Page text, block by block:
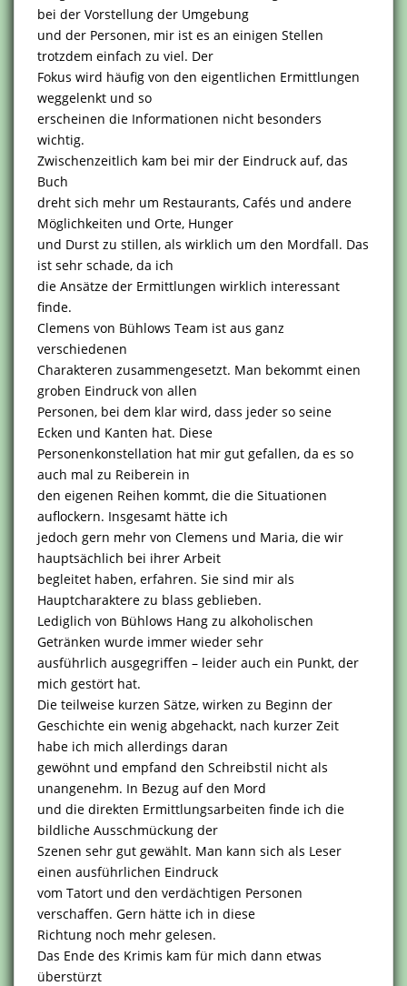
bei der Vorstellung der Umgebung
und der Personen, mir ist es an einigen Stellen
trotzdem einfach zu viel. Der
Fokus wird häufig von den eigentlichen Ermittlungen
weggelenkt und so
erscheinen die Informationen nicht besonders
wichtig.
Zwischenzeitlich kam bei mir der Eindruck auf, das
Buch
dreht sich mehr um Restaurants, Cafés und andere
Möglichkeiten und Orte, Hunger
und Durst zu stillen, als wirklich um den Mordfall. Das
ist sehr schade, da ich
die Ansätze der Ermittlungen wirklich interessant
finde.
Clemens von Bühlows Team ist aus ganz
verschiedenen
Charakteren zusammengesetzt. Man bekommt einen
groben Eindruck von allen
Personen, bei dem klar wird, dass jeder so seine
Ecken und Kanten hat. Diese
Personenkonstellation hat mir gut gefallen, da es so
auch mal zu Reiberein in
den eigenen Reihen kommt, die die Situationen
auflockern. Insgesamt hätte ich
jedoch gern mehr von Clemens und Maria, die wir
hauptsächlich bei ihrer Arbeit
begleitet haben, erfahren. Sie sind mir als
Hauptcharaktere zu blass geblieben.
Lediglich von Bühlows Hang zu alkoholischen
Getränken wurde immer wieder sehr
ausführlich ausgegriffen – leider auch ein Punkt, der
mich gestört hat.
Die teilweise kurzen Sätze, wirken zu Beginn der
Geschichte ein wenig abgehackt, nach kurzer Zeit
habe ich mich allerdings daran
gewöhnt und empfand den Schreibstil nicht als
unangenehm. In Bezug auf den Mord
und die direkten Ermittlungsarbeiten finde ich die
bildliche Ausschmückung der
Szenen sehr gut gewählt. Man kann sich als Leser
einen ausführlichen Eindruck
vom Tatort und den verdächtigen Personen
verschaffen. Gern hätte ich in diese
Richtung noch mehr gelesen.
Das Ende des Krimis kam für mich dann etwas
überstürzt